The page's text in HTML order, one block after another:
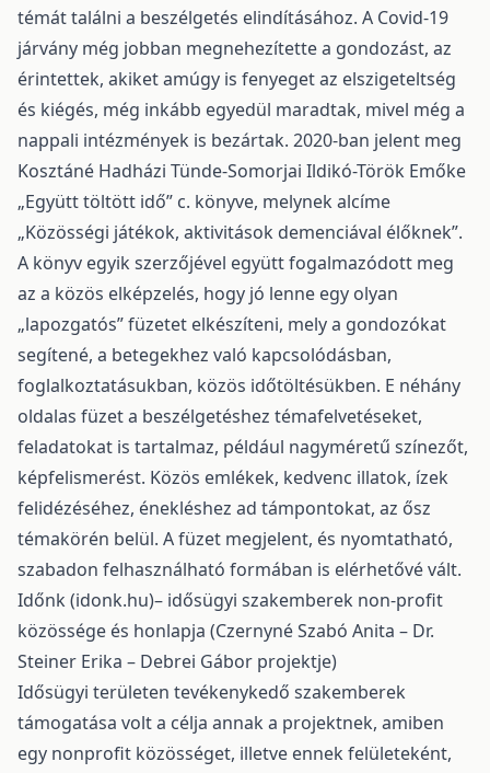
témát találni a beszélgetés elindításához. A Covid-19
járvány még jobban megnehezítette a gondozást, az
érintettek, akiket amúgy is fenyeget az elszigeteltség
és kiégés, még inkább egyedül maradtak, mivel még a
nappali intézmények is bezártak. 2020-ban jelent meg
Kosztáné Hadházi Tünde-Somorjai Ildikó-Török Emőke
„Együtt töltött idő” c. könyve, melynek alcíme
„Közösségi játékok, aktivitások demenciával élőknek”.
A könyv egyik szerzőjével együtt fogalmazódott meg
az a közös elképzelés, hogy jó lenne egy olyan
„lapozgatós” füzetet elkészíteni, mely a gondozókat
segítené, a betegekhez való kapcsolódásban,
foglalkoztatásukban, közös időtöltésükben. E néhány
oldalas füzet a beszélgetéshez témafelvetéseket,
feladatokat is tartalmaz, például nagyméretű színezőt,
képfelismerést. Közös emlékek, kedvenc illatok, ízek
felidézéséhez, énekléshez ad támpontokat, az ősz
témakörén belül. A füzet megjelent, és nyomtatható,
szabadon felhasználható formában is elérhetővé vált.
Időnk (idonk.hu)– idősügyi szakemberek non-profit
közössége és honlapja (Czernyné Szabó Anita – Dr.
Steiner Erika – Debrei Gábor projektje)
Idősügyi területen tevékenykedő szakemberek
támogatása volt a célja annak a projektnek, amiben
egy nonprofit közösséget, illetve ennek felületeként,